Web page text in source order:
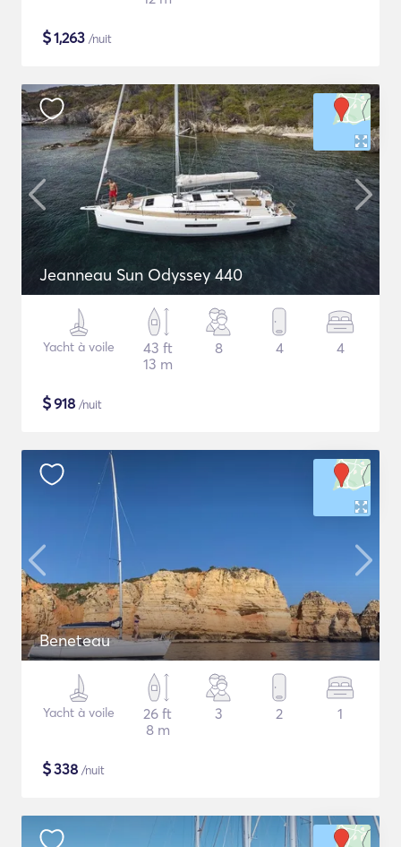
$1,263 /nuit
Jeanneau Sun Odyssey 440
Yacht à voile
43 ft
13 m
8 4 4
$918 /nuit
Beneteau
Yacht à voile
26 ft
8 m
3 2 1
$338 /nuit